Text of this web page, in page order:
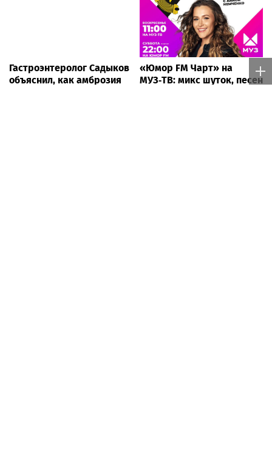
Гастроэнтеролог Садыков
объяснил, как амброзия
«Юмор FM Чарт» на
МУЗ‑ТВ: микс шуток, песен